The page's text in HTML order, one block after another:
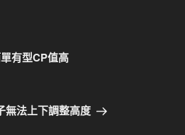
有型CP值高
無法上下調整高度